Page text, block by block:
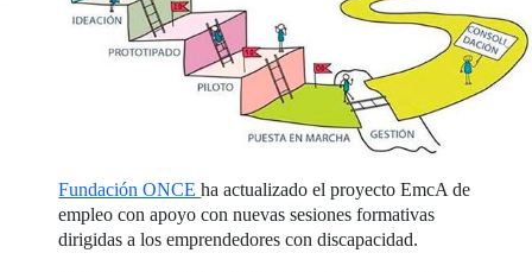
Fundación ONCEha actualizado el proyecto EmcA de
empleo con apoyo con nuevas sesiones formativas
dirigidas a los emprendedores con discapacidad.